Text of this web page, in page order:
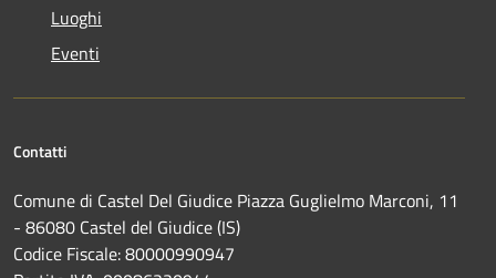
Luoghi
Eventi
Contatti
Comune di Castel Del Giudice Piazza Guglielmo Marconi, 11
- 86080 Castel del Giudice (IS)
Codice Fiscale: 80000990947